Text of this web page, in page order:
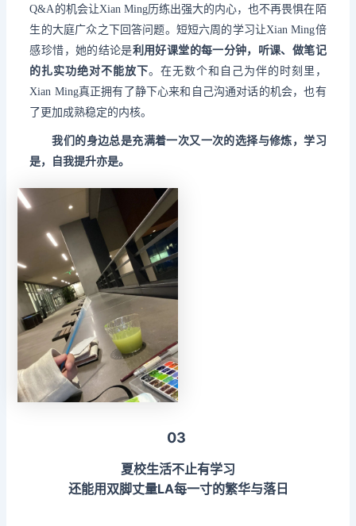
Q&A的机会让Xian Ming历练出强大的内心，也不再畏惧在陌
生的大庭广众之下回答问题。短短六周的学习让Xian Ming倍
感珍惜，她的结论是利用好课堂的每一分钟，听课、做笔记
的扎实功绝对不能放下。在无数个和自己为伴的时刻里，
Xian Ming真正拥有了静下心来和自己沟通对话的机会，也有
了更加成熟稳定的内核。
我们的身边总是充满着一次又一次的选择与修炼，学习
是，自我提升亦是。
03
夏校生活不止有学习
还能用双脚丈量LA每一寸的繁华与落日